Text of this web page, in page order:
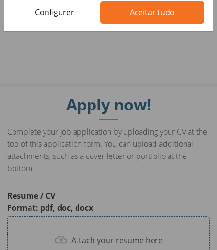
Configurer Aceitar tudo
tutte le nazionalità, ai sensi dei decreti legislativi 215/03
Apply now!
Complete your job application by uploading your CV at the
top of this application form. You can upload additional
attachments, such as a cover letter or portfolio at the
bottom.
Resume / CV
Format: pdf, doc, docx
Attach your resume here